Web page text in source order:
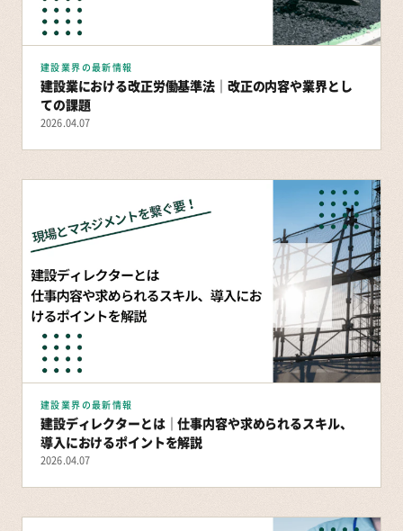
建設業界の最新情報
建設業における改正労働基準法｜改正の内容や業界とし
ての課題
2026.04.07
建設業界の最新情報
建設ディレクターとは｜仕事内容や求められるスキル、
導入におけるポイントを解説
2026.04.07